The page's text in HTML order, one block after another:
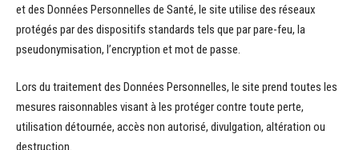
et des Données Personnelles de Santé, le site utilise des réseaux
protégés par des dispositifs standards tels que par pare-feu, la
pseudonymisation, l’encryption et mot de passe.
Lors du traitement des Données Personnelles, le site prend toutes les
mesures raisonnables visant à les protéger contre toute perte,
utilisation détournée, accès non autorisé, divulgation, altération ou
destruction.